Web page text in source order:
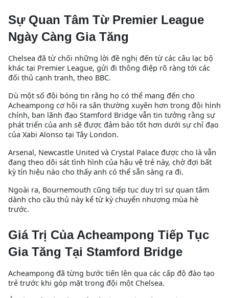
Sự Quan Tâm Từ Premier League
Ngày Càng Gia Tăng
Chelsea đã từ chối những lời đề nghị đến từ các câu lạc bộ
khác tại Premier League, gửi đi thông điệp rõ ràng tới các
đối thủ cạnh tranh, theo BBC.
Dù một số đội bóng tin rằng họ có thể mang đến cho
Acheampong cơ hội ra sân thường xuyên hơn trong đội hình
chính, ban lãnh đạo Stamford Bridge vẫn tin tưởng rằng sự
phát triển của anh sẽ được đảm bảo tốt hơn dưới sự chỉ đạo
của Xabi Alonso tại Tây London.
Arsenal, Newcastle United và Crystal Palace được cho là vẫn
đang theo dõi sát tình hình của hậu vệ trẻ này, chờ đợi bất
kỳ tín hiệu nào cho thấy anh có thể sẵn sàng ra đi.
Ngoài ra, Bournemouth cũng tiếp tục duy trì sự quan tâm
dành cho cầu thủ này kể từ kỳ chuyển nhượng mùa hè
trước.
Giá Trị Của Acheampong Tiếp Tục
Gia Tăng Tại Stamford Bridge
Acheampong đã từng bước tiến lên qua các cấp độ đào tạo
trẻ trước khi góp mặt trong đội một Chelsea.